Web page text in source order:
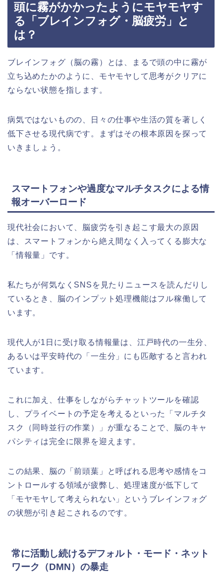
頭に霧がかかったようにモヤモヤす
る「ブレインフォグ・脳疲労」と
は？
ブレインフォグ（脳の霧）とは、まるで頭の中に霧が
立ち込めたかのように、モヤモヤして思考がクリアに
ならない状態を指します。
病気ではないものの、日々の仕事や生活の質を著しく
低下させる現代病です。まずはその根本原因を探って
いきましょう。
スマートフォンや過度なマルチタスクによる情
報オーバーロード
現代社会において、脳疲労を引き起こす最大の原因
は、スマートフォンから絶え間なく入ってくる膨大な
「情報量」です。
私たちが何気なくSNSを見たりニュースを読んだりし
ているとき、脳のインプット処理機能はフル稼働して
います。
現代人が1日に受け取る情報量は、江戸時代の一生分、
あるいは平安時代の「一生分」にも匹敵すると言われ
ています。
これに加え、仕事をしながらチャットツールを確認
し、プライベートの予定を考えるといった「マルチタ
スク（同時並行の作業）」が重なることで、脳のキャ
パシティは完全に限界を迎えます。
この結果、脳の「前頭葉」と呼ばれる思考や感情をコ
ントロールする領域が疲弊し、処理速度が低下して
「モヤモヤして考えられない」というブレインフォグ
の状態が引き起こされるのです。
常に活動し続けるデフォルト・モード・ネット
ワーク（DMN）の暴走